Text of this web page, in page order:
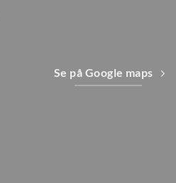
Se på Google maps